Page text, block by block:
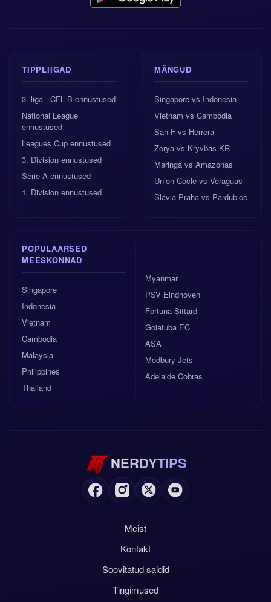
TIPPLIIGAD
3. liga - CFL B ennustused
National League
ennustused
Leagues Cup ennustused
3. Division ennustused
Serie A ennustused
1. Division ennustused
MÄNGUD
Singapore vs Indonesia
Vietnam vs Cambodia
San F vs Herrera
Zorya vs Kryvbas KR
Maringa vs Amazonas
Union Cocle vs Veraguas
Slavia Praha vs Pardubice
POPULAARSED
MEESKONNAD
Singapore
Indonesia
Vietnam
Cambodia
Malaysia
Philippines
Thailand
Myanmar
PSV Eindhoven
Fortuna Sittard
Goiatuba EC
ASA
Modbury Jets
Adelaide Cobras
NERDYTIPS
Meist
Kontakt
Soovitatud saidid
Tingimused